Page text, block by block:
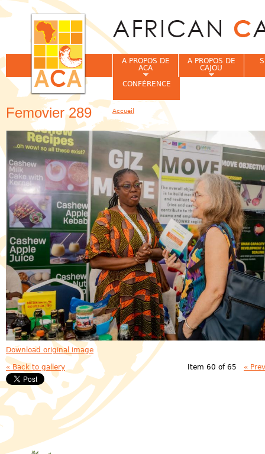
Femovier 289
Download original image
« Back to gallery Item 60 of 65 «
A PROPOS DE
ACA
A PROPOS DE
CAJOU
CONFÉRENCE
Vous êtes ici
Accueil